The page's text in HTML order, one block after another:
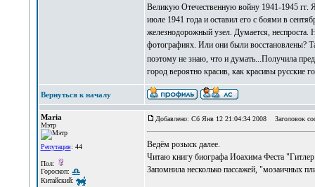
Великую Отечественную войну 1941-1945 гг.
июле 1941 года и оставил его с боями в
железнодорожный узел. Думается, неспроста.
фотографиях. Или они были восстановлены?
поэтому не знаю, что и думать...Получила
город вероятно красив, как красивы русские
Вернуться к началу
Maria
Мэтр
Репутация: 44
Пол:
Гороскоп:
Китайский:
Добавлено: Сб Янв 12 21:04:34 2008 Заголовок
Ведём розыск далее.
Читаю книгу биографа Иоахима Феста
Запомнила несколько пассажей, "мозаичных